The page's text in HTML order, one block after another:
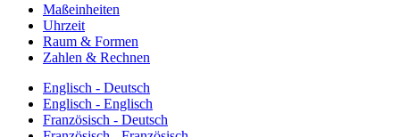
Maßeinheiten
Uhrzeit
Raum & Formen
Zahlen & Rechnen
Englisch - Deutsch
Englisch - Englisch
Französisch - Deutsch